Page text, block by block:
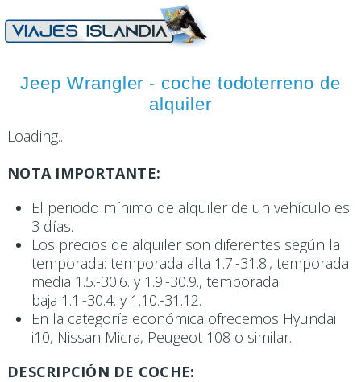
Jeep Wrangler - coche todoterreno de
alquiler
Loading...
NOTA IMPORTANTE:
El periodo mínimo de alquiler de un vehículo es
3 días.
Los precios de alquiler son diferentes según la
temporada: temporada alta 1.7.-31.8., temporada
media 1.5.-30.6. y 1.9.-30.9., temporada
baja 1.1.-30.4. y 1.10.-31.12.
En la categoría económica ofrecemos Hyundai
i10, Nissan Micra, Peugeot 108 o similar.
DESCRIPCIÓN DE COCHE: